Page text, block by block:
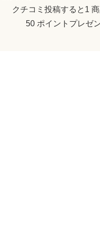
クチコミ投稿すると1
50 ポイントプレゼ